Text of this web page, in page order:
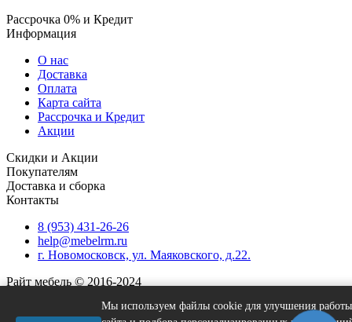
Рассрочка 0% и Кредит
Информация
О нас
Доставка
Оплата
Карта сайта
Рассрочка и Кредит
Акции
Скидки и Акции
Покупателям
Доставка и сборка
Контакты
8 (953) 431-26-26
help@mebelrm.ru
г. Новомосковск, ул. Маяковского, д.22.
Райт мебель © 2016-2024
Мы используем файлы cookie для улучшения работы